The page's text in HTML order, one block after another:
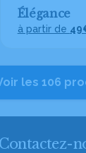
Élégance
à partir de
les 106
Contactez-